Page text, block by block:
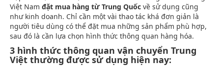
Việt Nam đặt mua hàng từ Trung Quốc về sử dụng cũng
như kinh doanh. Chỉ cần một vài thao tác khá đơn giản là
người tiêu dùng có thể đặt mua những sản phẩm phù hợp,
sau đó là cần lựa chọn hình thức thông quan hàng hóa.
3 hình thức thông quan vận chuyển Trung
Việt thường được sử dụng hiện nay: